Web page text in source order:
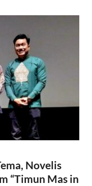
Novelis
“Timun Mas in